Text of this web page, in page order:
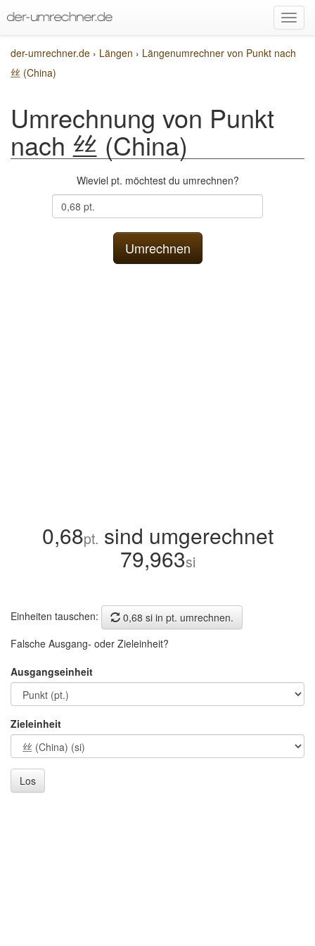
der-umrechner.de › Längen › Längenumrechner von Punkt nach
丝 (China)
Umrechnung von Punkt
nach 丝 (China)
Wieviel pt. möchtest du umrechnen?
0,68pt. sind umgerechnet
79,963si
Einheiten tauschen:
0,68 si in pt. umrechnen.
Falsche Ausgang- oder Zieleinheit?
Ausgangseinheit
Zieleinheit
Los